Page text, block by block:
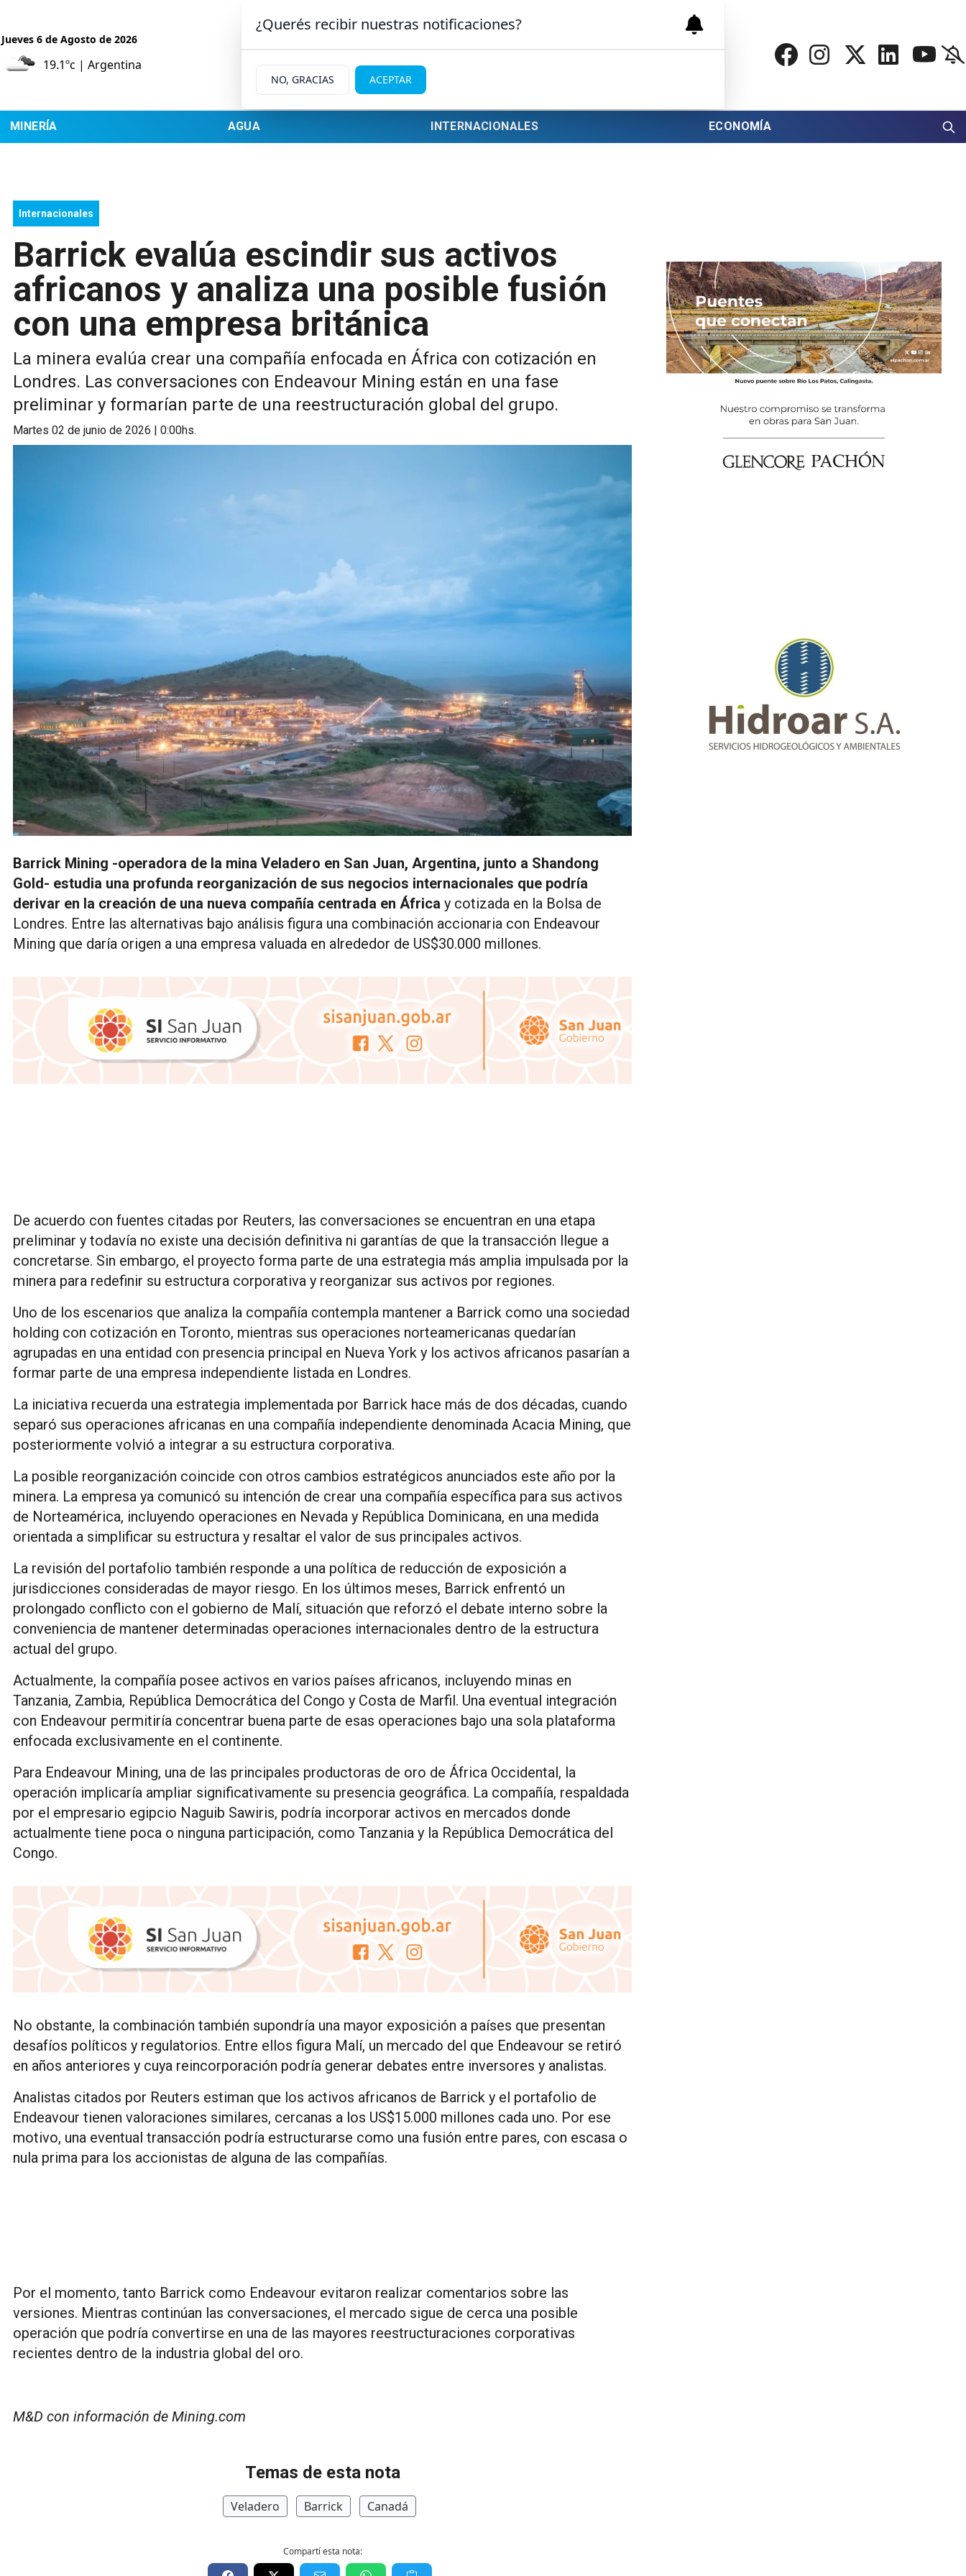
Jueves 6 de Agosto de 2026
19.1ºc | Argentina
MINERÍA AGUA INTERNACIONALES ECONOMÍA
Internacionales
Barrick evalúa escindir sus activos
africanos y analiza una posible fusión
con una empresa británica
La minera evalúa crear una compañía enfocada en África con cotización en
Londres. Las conversaciones con Endeavour Mining están en una fase
preliminar y formarían parte de una reestructuración global del grupo.
martes 02 de junio de 2026 | 0:00hs.
Barrick Mining -operadora de la mina Veladero en San Juan, Argentina, junto a Shandong
Gold- estudia una profunda reorganización de sus negocios internacionales que podría
derivar en la creación de una nueva compañía centrada en África y cotizada en la Bolsa de
Londres. Entre las alternativas bajo análisis figura una combinación accionaria con Endeavour
Mining que daría origen a una empresa valuada en alrededor de US$30.000 millones.
De acuerdo con fuentes citadas por Reuters, las conversaciones se encuentran en una etapa
preliminar y todavía no existe una decisión definitiva ni garantías de que la transacción llegue a
concretarse. Sin embargo, el proyecto forma parte de una estrategia más amplia impulsada por la
minera para redefinir su estructura corporativa y reorganizar sus activos por regiones.
Uno de los escenarios que analiza la compañía contempla mantener a Barrick como una sociedad
holding con cotización en Toronto, mientras sus operaciones norteamericanas quedarían
agrupadas en una entidad con presencia principal en Nueva York y los activos africanos pasarían a
formar parte de una empresa independiente listada en Londres.
La iniciativa recuerda una estrategia implementada por Barrick hace más de dos décadas, cuando
separó sus operaciones africanas en una compañía independiente denominada Acacia Mining, que
posteriormente volvió a integrar a su estructura corporativa.
La posible reorganización coincide con otros cambios estratégicos anunciados este año por la
minera. La empresa ya comunicó su intención de crear una compañía específica para sus activos
de Norteamérica, incluyendo operaciones en Nevada y República Dominicana, en una medida
orientada a simplificar su estructura y resaltar el valor de sus principales activos.
La revisión del portafolio también responde a una política de reducción de exposición a
jurisdicciones consideradas de mayor riesgo. En los últimos meses, Barrick enfrentó un
prolongado conflicto con el gobierno de Malí, situación que reforzó el debate interno sobre la
conveniencia de mantener determinadas operaciones internacionales dentro de la estructura
actual del grupo.
Actualmente, la compañía posee activos en varios países africanos, incluyendo minas en
Tanzania, Zambia, República Democrática del Congo y Costa de Marfil. Una eventual integración
con Endeavour permitiría concentrar buena parte de esas operaciones bajo una sola plataforma
enfocada exclusivamente en el continente.
Para Endeavour Mining, una de las principales productoras de oro de África Occidental, la
operación implicaría ampliar significativamente su presencia geográfica. La compañía, respaldada
por el empresario egipcio Naguib Sawiris, podría incorporar activos en mercados donde
actualmente tiene poca o ninguna participación, como Tanzania y la República Democrática del
Congo.
No obstante, la combinación también supondría una mayor exposición a países que presentan
desafíos políticos y regulatorios. Entre ellos figura Malí, un mercado del que Endeavour se retiró
en años anteriores y cuya reincorporación podría generar debates entre inversores y analistas.
Analistas citados por Reuters estiman que los activos africanos de Barrick y el portafolio de
Endeavour tienen valoraciones similares, cercanas a los US$15.000 millones cada uno. Por ese
motivo, una eventual transacción podría estructurarse como una fusión entre pares, con escasa o
nula prima para los accionistas de alguna de las compañías.
Por el momento, tanto Barrick como Endeavour evitaron realizar comentarios sobre las
versiones. Mientras continúan las conversaciones, el mercado sigue de cerca una posible
operación que podría convertirse en una de las mayores reestructuraciones corporativas
recientes dentro de la industria global del oro.
M&D con información de Mining.com
Temas de esta nota
Veladero Barrick Canadá
Compartí esta nota:
¿Querés recibir nuestras notificaciones?
NO, GRACIAS ACEPTAR